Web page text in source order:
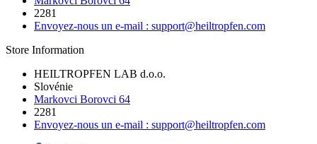
2281
Envoyez-nous un e-mail : support@heiltropfen.com
Store Information
HEILTROPFEN LAB d.o.o.
Slovénie
Markovci Borovci 64
2281
Envoyez-nous un e-mail : support@heiltropfen.com